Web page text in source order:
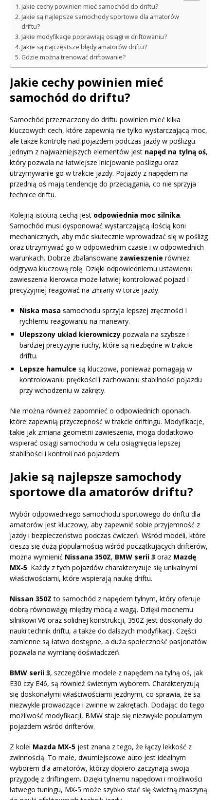
Jakie cechy powinien mieć samochód do driftu?
Jakie są najlepsze samochody sportowe dla amatorów
driftu?
Jakie modyfikacje poprawiają osiągi w driftowaniu?
Jakie są najczęstsze błędy amatorów driftu?
Gdzie można trenować driftowanie?
Jakie cechy powinien mieć
samochód do driftu?
Samochód przeznaczony do driftu powinien mieć kilka
kluczowych cech, które zapewnią nie tylko wystarczającą moc,
ale także kontrolę nad pojazdem podczas jazdy w poślizgu.
Jednym z najważniejszych elementów jest napęd na tylną oś,
który pozwala na łatwiejsze inicjowanie poślizgu oraz
utrzymywanie go w trakcie jazdy. Pojazdy z napędem na
przednią oś mają tendencję do przeciągania, co nie sprzyja
technice driftu.
Kolejną istotną cechą jest odpowiednia moc silnika.
Samochód musi dysponować wystarczającą ilością koni
mechanicznych, aby móc skutecznie wprowadzać się w poślizg
oraz utrzymywać go w odpowiednim czasie i w odpowiednich
warunkach. Dobrze zbalansowane zawieszenie również
odgrywa kluczową rolę. Dzięki odpowiedniemu ustawieniu
zawieszenia kierowca może łatwiej kontrolować pojazd i
precyzyjniej reagować na zmiany w torze jazdy.
Niska masa samochodu sprzyja lepszej zręczności i
rychłemu reagowaniu na manewry.
Ulepszony układ kierowniczy pozwala na szybsze i
bardziej precyzyjne ruchy, które są niezbędne w trakcie
driftu.
Lepsze hamulce są kluczowe, ponieważ pomagają w
kontrolowaniu prędkości i zachowaniu stabilności pojazdu
przy wchodzeniu w zakręty.
Nie można również zapomnieć o odpowiednich oponach,
które zapewnią przyczepność w trakcie driftingu. Modyfikacje,
takie jak zmiana geometrii zawieszenia, mogą dodatkowo
wspierać osiągi samochodu w celu osiągnięcia lepszej
stabilności i kontroli nad pojazdem.
Jakie są najlepsze samochody
sportowe dla amatorów driftu?
Wybór odpowiedniego samochodu sportowego do driftu dla
amatorów jest kluczowy, aby zapewnić sobie przyjemność z
jazdy i bezpieczeństwo podczas ćwiczeń. Wśród modeli, które
cieszą się dużą popularnością wśród początkujących drifterów,
można wymienić Nissana 350Z, BMW serii 3 oraz Mazdę
MX-5. Każdy z tych pojazdów charakteryzuje się unikalnymi
właściwościami, które wspierają naukę driftu.
Nissan 350Z to samochód z napędem tylnym, który oferuje
dobrą równowagę między mocą a wagą. Dzięki mocnemu
silnikowi V6 oraz solidnej konstrukcji, 350Z jest doskonały do
nauki technik driftu, a także do dalszych modyfikacji. Części
zamienne są łatwo dostępne, a duża społeczność pasjonatów
pozwala na wymianę doświadczeń.
BMW serii 3, szczególnie modele z napędem na tylną oś, jak
E30 czy E46, są również świetnym wyborem. Charakteryzują
się doskonałymi właściwościami jezdnymi, co sprawia, że są
niezwykle prowadzące i zwinne w zakrętach. Dodając do tego
możliwość modyfikacji, BMW staje się niezwykle popularnym
pojazdem wśród drifterów.
Z kolei Mazda MX-5 jest znana z tego, że łączy lekkość z
zwinnością. To małe, dwumiejscowe auto jest idealnym
wyborem dla amatorów, którzy dopiero zaczynają swoją
przygodę z driftingiem. Dzięki tylnemu napędowi i możliwości
łatwego tuningu, MX-5 może szybko stać się świetną maszyną